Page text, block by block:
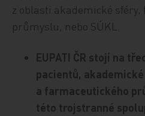
z oblasti akademické
průmyslu, nebo SÚKL.
EUPATI ČR stojí na
pacientů,
a farmaceutického
této trojstranné